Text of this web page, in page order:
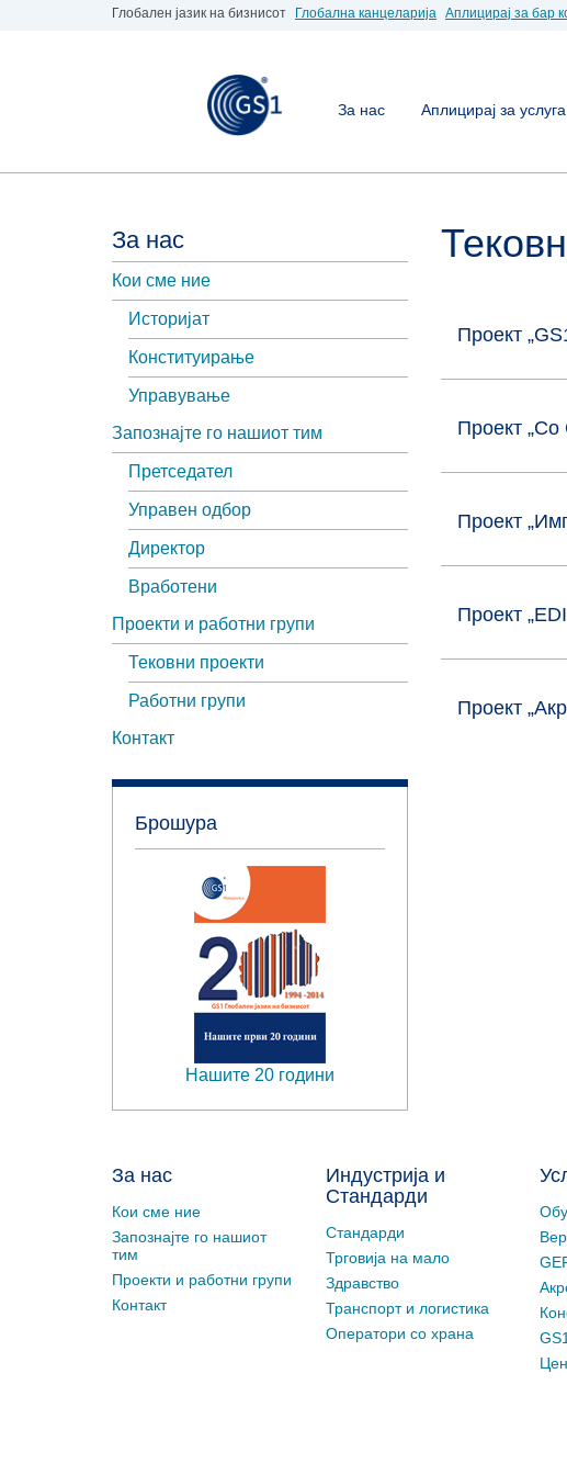
Глобален јазик на бизнисот Глобална канцеларија Аплицирај за бар
За нас Аплицирај за услуга
За нас
Кои сме ние
Историјат
Конституирање
Управување
Запознајте го нашиот тим
Претседател
Управен одбор
Директор
Вработени
Проекти и работни групи
Тековни проекти
Работни групи
Контакт
Брошура
Нашите 20 години
Проект
Проект „Со
Проект
Проект
Проект
За нас
Кои сме ние
Запознајте го нашиот
тим
Проекти и работни групи
Контакт
Индустрија и
Стандарди
Стандарди
Трговија на мало
Здравство
Транспорт и логистика
Оператори со храна